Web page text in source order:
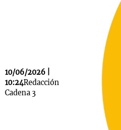
10/06/2026 |
10:24Redacción
Cadena 3